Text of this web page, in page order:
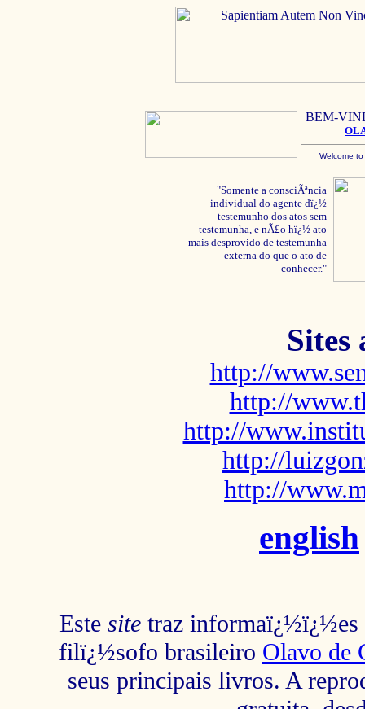
BEM-
Welcome
"Somente a consciÃªncia
individual do agente dï¿½
testemunho dos atos sem
testemunha, e nÃ£o hï¿½ ato
mais desprovido de testemunha
externa do que o ato de
conhecer."
Sites
http://
http://
http://
http://
http://
english
Este site traz informaï¿½ï¿½es
filï¿½sofo brasileiro Olavo de
seus principais livros. A